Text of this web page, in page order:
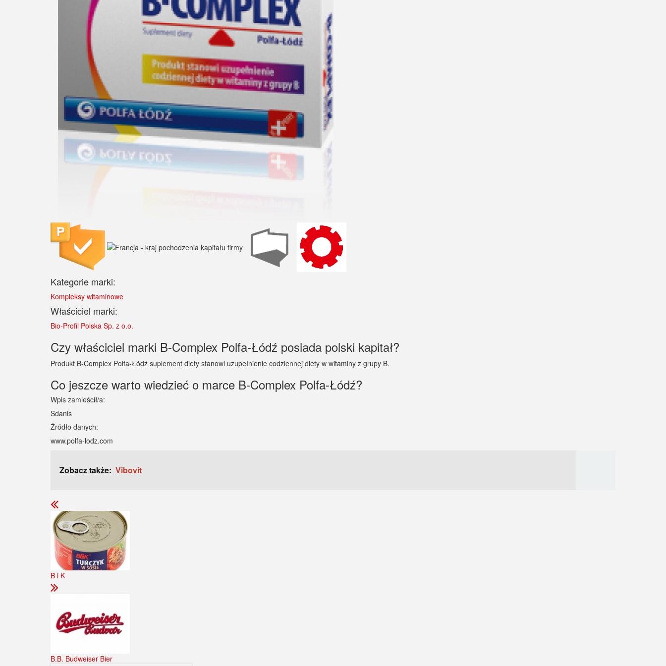
Kategorie marki:
Kompleksy witaminowe
Właściciel marki:
Bio-Profil Polska Sp. z o.o.
Czy właściciel marki B-Complex Polfa-Łódź posiada polski kapitał?
Produkt B-Complex Polfa-Łódź suplement diety stanowi uzupełnienie codziennej diety w witaminy z grupy B.
Co jeszcze warto wiedzieć o marce B-Complex Polfa-Łódź?
Wpis zamieścił/a:
Sdanis
Źródło danych:
www.polfa-lodz.com
Zobacz także: Vibovit
B i K
B.B. Budweiser Bier